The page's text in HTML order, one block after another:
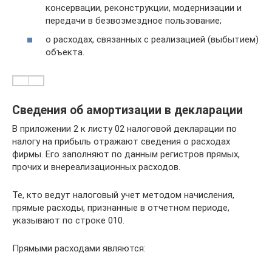
консервации, реконструкции, модернизации и
передачи в безвозмездное пользование;
о расходах, связанных с реализацией (выбытием)
объекта.
Сведения об амортизации в декларации
В приложении 2 к листу 02 налоговой декларации по
налогу на прибыль отражают сведения о расходах
фирмы. Его заполняют по данным регистров прямых,
прочих и внереализационных расходов.
Те, кто ведут налоговый учет методом начисления,
прямые расходы, признанные в отчетном периоде,
указывают по строке 010.
Прямыми расходами являются: